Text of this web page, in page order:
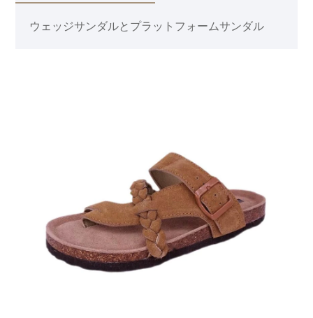
ウェッジサンダルとプラットフォームサンダル